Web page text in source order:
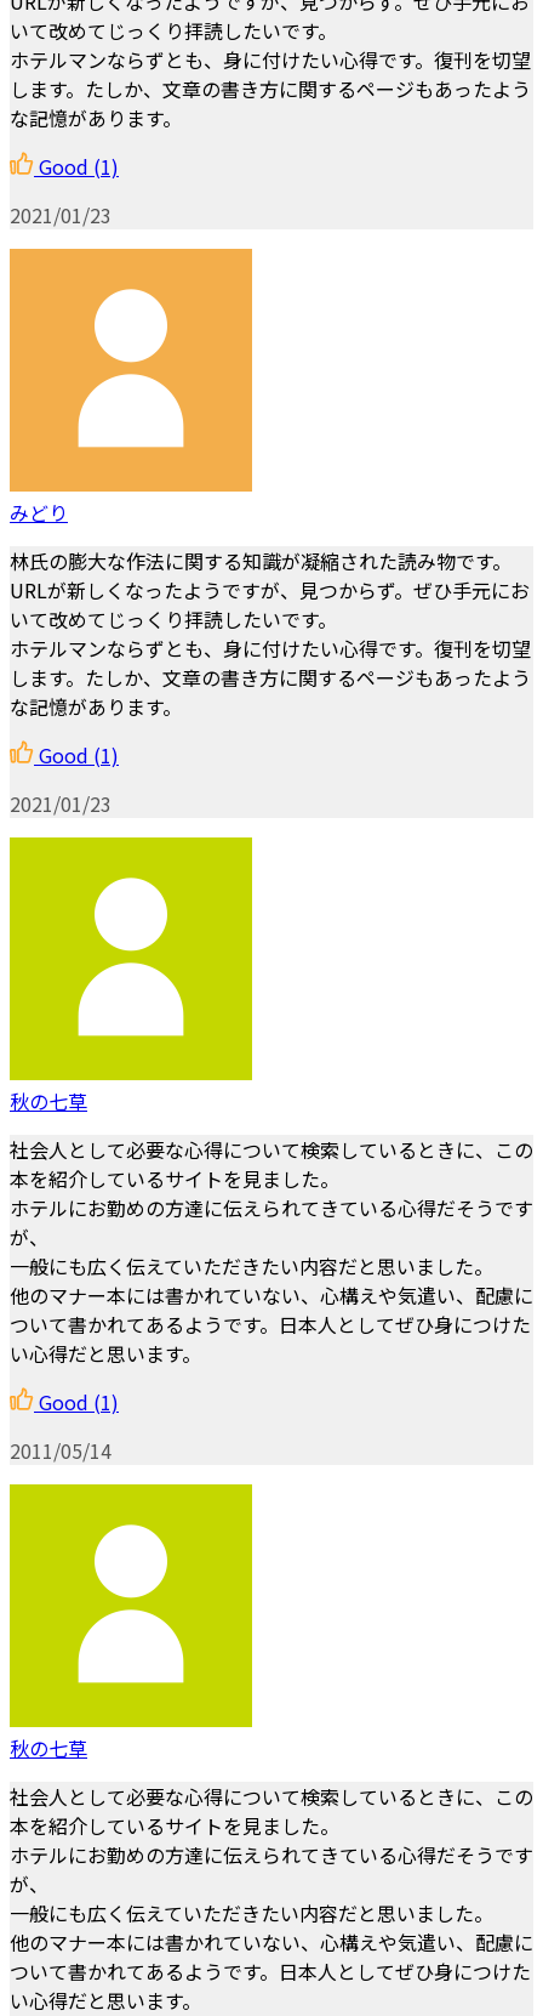
いて改めてじっくり拝読したいです。
ホテルマンならずとも、身に付けたい心得です。復刊を切望
します。たしか、文章の書き方に関するページもあったよう
な記憶があります。
Good (1)
2021/01/23
みどり
林氏の膨大な作法に関する知識が凝縮された読み物です。
URLが新しくなったようですが、見つからず。ぜひ手元にお
いて改めてじっくり拝読したいです。
ホテルマンならずとも、身に付けたい心得です。復刊を切望
します。たしか、文章の書き方に関するページもあったよう
な記憶があります。
Good (1)
2021/01/23
秋の七草
社会人として必要な心得について検索しているときに、この
本を紹介しているサイトを見ました。
ホテルにお勤めの方達に伝えられてきている心得だそうです
が、
一般にも広く伝えていただきたい内容だと思いました。
他のマナー本には書かれていない、心構えや気遣い、配慮に
ついて書かれてあるようです。日本人としてぜひ身につけた
い心得だと思います。
Good (1)
2011/05/14
秋の七草
社会人として必要な心得について検索しているときに、この
本を紹介しているサイトを見ました。
ホテルにお勤めの方達に伝えられてきている心得だそうです
が、
一般にも広く伝えていただきたい内容だと思いました。
他のマナー本には書かれていない、心構えや気遣い、配慮に
ついて書かれてあるようです。日本人としてぜひ身につけた
い心得だと思います。